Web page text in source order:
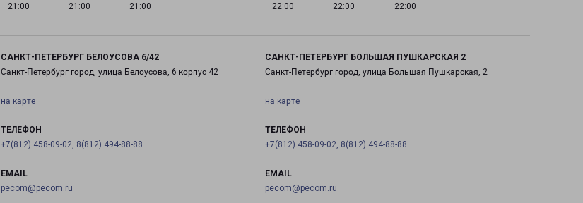
21:00
21:00
21:00
22:00
22:00
22:00
САНКТ-ПЕТЕРБУРГ БЕЛОУСОВА 6/42
Санкт-Петербург город, улица Белоусова, 6 корпус 42
на карте
ТЕЛЕФОН
+7(812) 458-09-02, 8(812) 494-88-88
EMAIL
pecom@pecom.ru
САНКТ-ПЕТЕРБУРГ БОЛЬШАЯ ПУШКАРСКАЯ 2
Санкт-Петербург город, улица Большая Пушкарская, 2
на карте
ТЕЛЕФОН
+7(812) 458-09-02, 8(812) 494-88-88
EMAIL
pecom@pecom.ru